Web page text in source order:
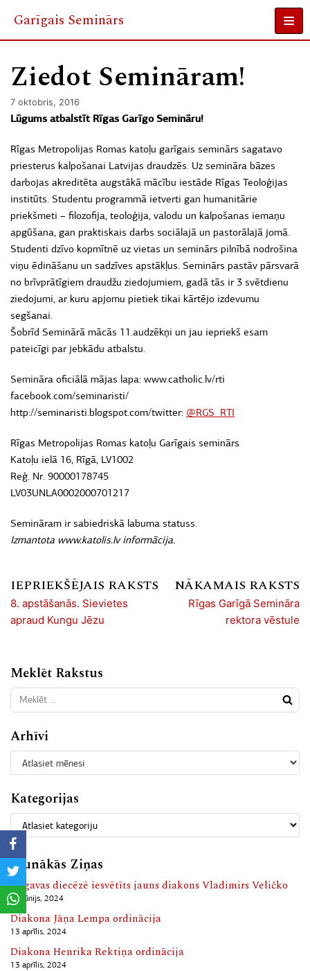
Skip
content
Garīgais Seminārs
Ziedot Semināram!
7 oktobris, 2016
Lūgums atbalstīt Rīgas Garīgo Semināru!
Rīgas Metropolijas Romas katoļu garīgais seminārs sagatavo
priesterus kalpošanai Latvijas draudzēs. Uz semināra bāzes
darbojas akreditēta augstākā mācību iestāde Rīgas Teoloģijas
institūts. Studentu programmā ietverti gan humanitārie
priekšmeti – filozofija, teoloģija, valodu un kalpošanas iemaņu
apgūšana, gan praktiskais darbs sociālajā un pastorālajā jomā.
Studenti dzīvo kopmītnē uz vietas un seminārs pilnībā nodrošina
viņu ēdināšanu un sadzīves apstākļus. Seminārs pastāv pārsvarā
no brīvprātīgiem draudžu ziedojumiem, gadā tās ir 3 svētdienu
ziedojumi, ar kuru apjomu pietiek tikai kārtējo izdevumu
segšanai.
Šobrīd Seminārā mācās 11.audzēkņi un jau iepriekš esam
pateicīgi par jebkādu atbalstu.
Semināra oficiālā mājas lapa: www.catholic.lv/rti
facebook.com/seminaristi/
http://seminaristi.blogspot.com/twitter: @RGS_RTI
Rīgas Metropolijas Romas katoļu Garīgais seminārs
Katoļu ielā 16, Rīgā, LV1002
Reģ. Nr. 90000178745
LV03UNLA0002000701217
Semināram ir sabiedriskā labuma statuss.
Izmantota www.katolis.lv informācija.
IEPRIEKŠĒJAIS RAKSTS
8. apstāšanās. Sievietes
apraud Kungu Jēzu
NĀKAMAIS RAKSTS
Rīgas Garīgā Semināra
rektora vēstule
Meklēt Rakstus
Arhīvi
Kategorijas
Jaunākās Ziņas
Jelgavas diecēzē iesvētīts jauns diakons Vladimirs Veličko
10 jūnijs, 2024
Diakona Jāņa Lempa ordinācija
13 aprīlis, 2024
Diakona Henrika Rektiņa ordinācija
13 aprīlis, 2024